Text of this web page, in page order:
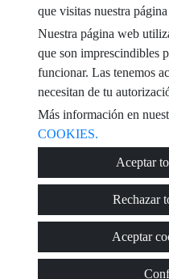
Captcha
Zesion Valencia·
Aviso legal·
que visitas nuestra
Nuestra página web
que son imprescindibles
funcionar. Las tenemos
necesitan de tu
Más información en
COOKIES.
Aceptar
Rechazar
Aceptar